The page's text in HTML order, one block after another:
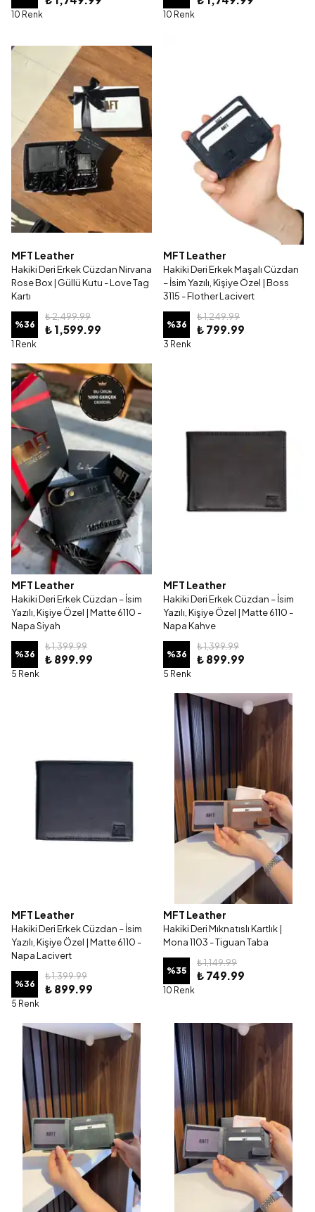
10 Renk 10 Renk
MFT Leather
Hakiki Deri Erkek Cüzdan Nirvana
Rose Box | Güllü Kutu - Love Tag
Kartı
%36
₺ 2,499.99
₺ 1,599.99
1 Renk
MFT Leather
Hakiki Deri Erkek Maşalı Cüzdan
– İsim Yazılı, Kişiye Özel | Boss
3115 - Flother Lacivert
%36
₺ 1,249.99
₺ 799.99
3 Renk
MFT Leather
Hakiki Deri Erkek Cüzdan – İsim
Yazılı, Kişiye Özel | Matte 6110 -
Napa Siyah
%36
₺ 1,399.99
₺ 899.99
5 Renk
MFT Leather
Hakiki Deri Erkek Cüzdan – İsim
Yazılı, Kişiye Özel | Matte 6110 -
Napa Kahve
%36
₺ 1,399.99
₺ 899.99
5 Renk
MFT Leather
Hakiki Deri Erkek Cüzdan – İsim
Yazılı, Kişiye Özel | Matte 6110 -
Napa Lacivert
%36
₺ 1,399.99
₺ 899.99
5 Renk
MFT Leather
Hakiki Deri Mıknatıslı Kartlık |
Mona 1103 - Tiguan Taba
%35
₺ 1,149.99
₺ 749.99
10 Renk